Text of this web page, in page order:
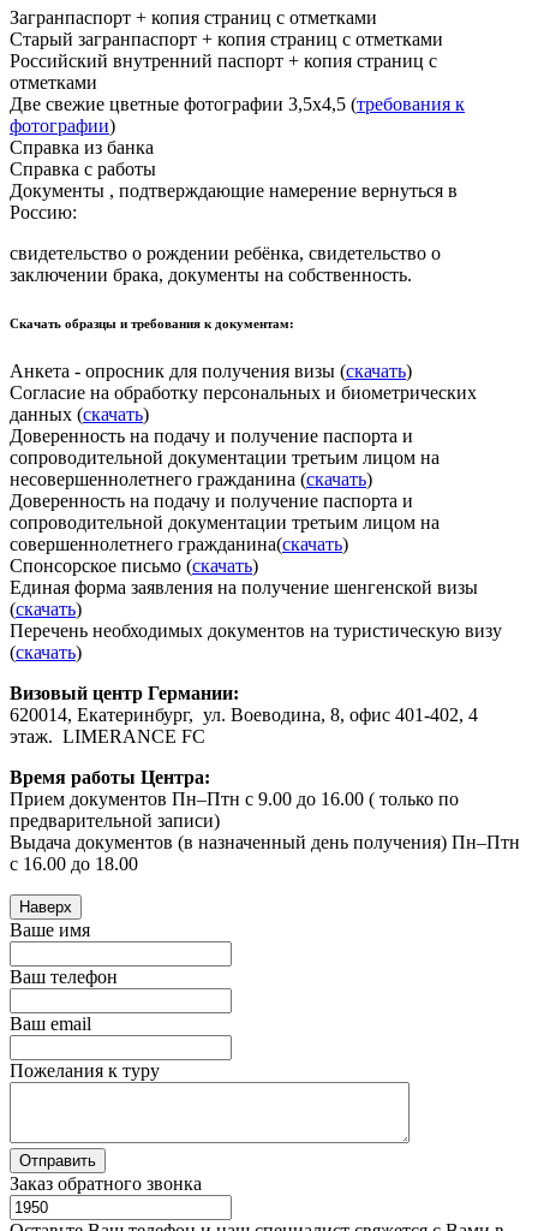
Загранпаспорт + копия страниц с отметками
Старый загранпаспорт + копия страниц с отметками
Российский внутренний паспорт + копия страниц с
отметками
Две свежие цветные фотографии 3,5х4,5 (требования к
фотографии)
Справка из банка
Справка с работы
Документы , подтверждающие намерение вернуться в
Россию:
свидетельство о рождении ребёнка, свидетельство о
заключении брака, документы на собственность.
Скачать образцы и требования к документам:
Анкета - опросник для получения визы (скачать)
Согласие на обработку персональных и биометрических
данных (скачать)
Доверенность на подачу и получение паспорта и
сопроводительной документации третьим лицом на
несовершеннолетнего гражданина (скачать)
Доверенность на подачу и получение паспорта и
сопроводительной документации третьим лицом на
совершеннолетнего гражданина(скачать)
Спонсорское письмо (скачать)
Единая форма заявления на получение шенгенской визы
(скачать)
Перечень необходимых документов на туристическую визу
(скачать)
Визовый центр Германии:
620014, Екатеринбург, ул. Воеводина, 8, офис 401-402, 4
этаж. LIMERANCE FC
Время работы Центра:
Прием документов Пн–Птн с 9.00 до 16.00 ( только по
предварительной записи)
Выдача документов (в назначенный день получения) Пн–Птн
с 16.00 до 18.00
Наверх
Ваше имя
Ваш телефон
Ваш email
Пожелания к туру
Заказ обратного звонка